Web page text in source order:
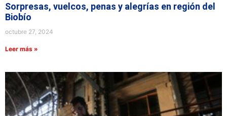
Sorpresas, vuelcos, penas y alegrías en región del
Biobío
octubre 27, 2024
Leer más »